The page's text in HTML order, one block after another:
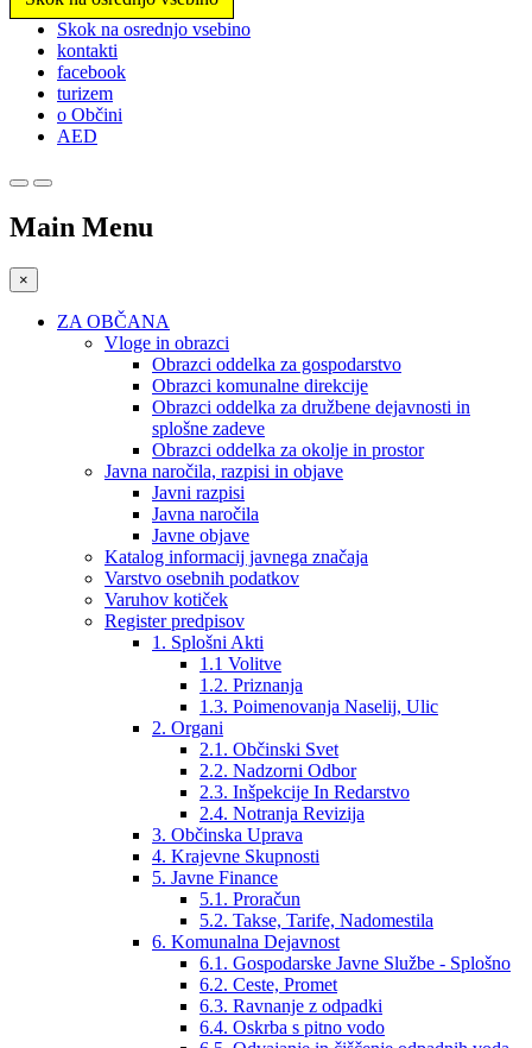
Prosimo,
upoštevajte:
spletno
mesto
vključuje
sistem
Skok na osrednjo vsebino
kontakti
facebook
turizem
o Občini
AED
Main Menu
×
ZA OBČANA
Vloge in obrazci
Obrazci oddelka za gospodarstvo
Obrazci komunalne direkcije
Obrazci oddelka za družbene dejavnosti in
splošne zadeve
Obrazci oddelka za okolje in prostor
Javna naročila, razpisi in objave
Javni razpisi
Javna naročila
Javne objave
Katalog informacij javnega značaja
Varstvo osebnih podatkov
Varuhov kotiček
Register predpisov
1. Splošni Akti
1.1 Volitve
1.2. Priznanja
1.3. Poimenovanja Naselij, Ulic
2. Organi
2.1. Občinski Svet
2.2. Nadzorni Odbor
2.3. Inšpekcije In Redarstvo
2.4. Notranja Revizija
3. Občinska Uprava
4. Krajevne Skupnosti
5. Javne Finance
5.1. Proračun
5.2. Takse, Tarife, Nadomestila
6. Komunalna Dejavnost
6.1. Gospodarske Javne Službe - Splošno
6.2. Ceste, Promet
6.3. Ravnanje z odpadki
6.4. Oskrba s pitno vodo